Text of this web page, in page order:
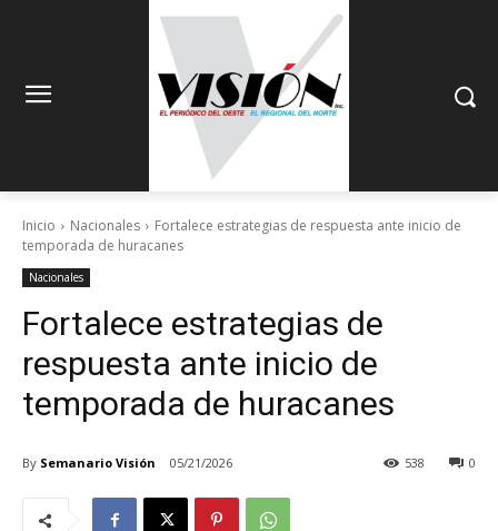
Inicio Nacionales
Fortalece estrategias de respuesta ante inicio de
temporada de huracanes
Nacionales
Fortalece estrategias de
respuesta ante inicio de
temporada de huracanes
By Semanario Visión 05/21/2026 0
538